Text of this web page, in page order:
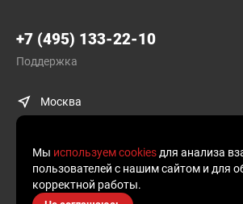
+7 (495) 133-22-10
Поддержка
Москва
© Plusofon.ru, 2019—2026.
Мы используем cookies для анализа
пользователей с нашим сайтом и для
корректной работы.